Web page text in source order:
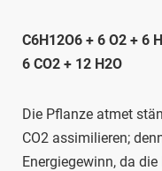
C6H12O6 + 6 O2 + 6
6 CO2 + 12 H2O
Die Pflanze atmet
CO2 assimilieren;
Energiegewinn, da